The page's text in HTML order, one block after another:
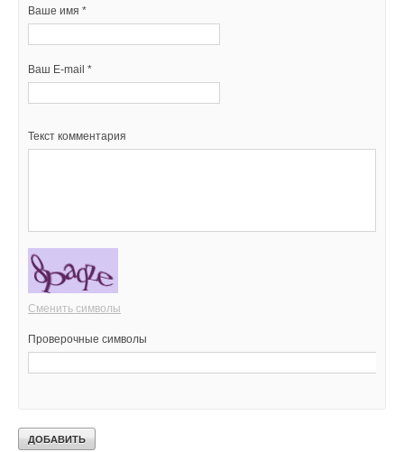
Ваше имя *
Ваш E-mail *
Текст комментария
Сменить символы
Проверочные символы